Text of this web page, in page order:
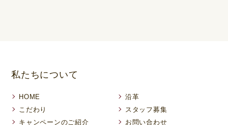
私たちについて
HOME
こだわり
キャンペーンのご紹介
沿革
スタッフ募集
お問い合わせ